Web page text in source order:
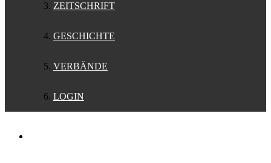
ZEITSCHRIFT
GESCHICHTE
VERBÄNDE
LOGIN